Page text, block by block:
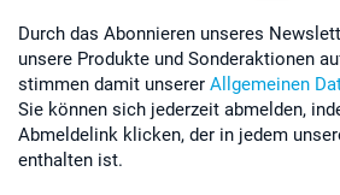
Durch das Abonnieren unseres
unsere Produkte und Sonderaktionen
stimmen damit unserer Allgemeinen
Sie können sich jederzeit abmelden,
Abmeldelink klicken, der in jedem
enthalten ist.